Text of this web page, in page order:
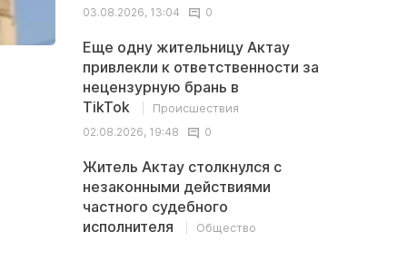
03.08.2026, 13:04
0
Еще одну жительницу Актау
привлекли к ответственности за
нецензурную брань в
TikTok
Происшествия
02.08.2026, 19:48
0
Житель Актау столкнулся с
незаконными действиями
частного судебного
исполнителя
Общество